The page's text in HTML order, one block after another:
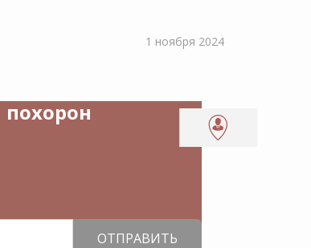
1 ноября 2024
ОТПРАВИТЬ